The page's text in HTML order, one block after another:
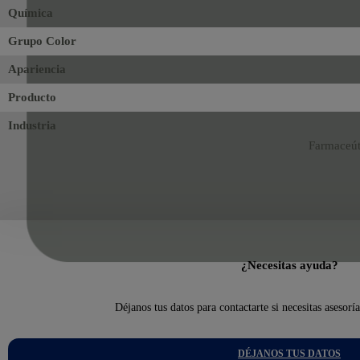
Química
Grupo Color
Apariencia
Producto
Industria
¿Necesitas ayuda?
Déjanos tus datos para contactarte si necesitas
DÉJANOS TUS DATOS